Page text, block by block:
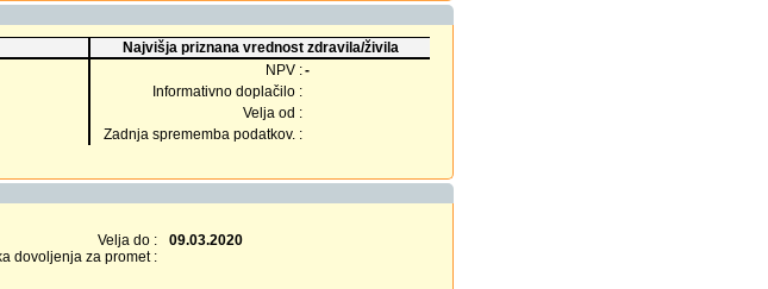
Najvišja priznana vrednost zdravila/živila
NPV :-
Informativno doplačilo :
Velja od :
Zadnja sprememba podatkov. :
Velja do :
09.03.2020
dovoljenja za promet :